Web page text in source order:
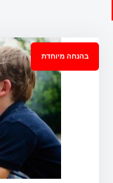
בהנחה מיוחדת